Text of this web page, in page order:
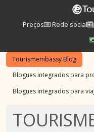
Preços Rede social
Tourismembassy Blog
Blogues integrados para
Blogues integrados para